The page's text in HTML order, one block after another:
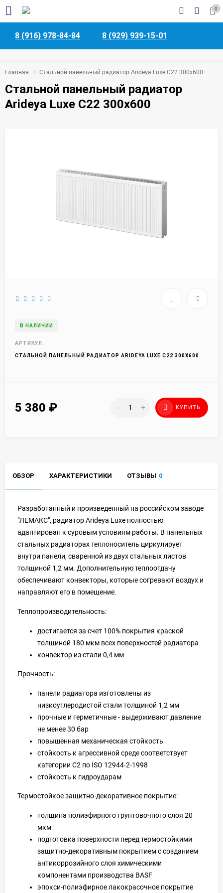
0
8 (916) 978-84-84 8 (929) 939-15-01
Главная Стальной панельный радиатор Arideya Luxe С22 300x600
Стальной панельный радиатор
Arideya Luxe С22 300x600
В НАЛИЧИИ
АРТИКУЛ:
СТАЛЬНОЙ ПАНЕЛЬНЫЙ РАДИАТОР ARIDEYA LUXE С22 300X600
5 380 ₽ - + КУПИТЬ
ОБЗОР ХАРАКТЕРИСТИКИ ОТЗЫВЫ 0
Разработанный и произведенный на российском заводе
"ЛЕМАКС", радиатор Arideya Luxe полностью
адаптирован к суровым условиям работы. В панельных
стальных радиаторах теплоноситель циркулирует
внутри панели, сваренной из двух стальных листов
толщиной 1,2 мм. Дополнительную теплоотдачу
обеспечивают конвекторы, которые согревают воздух и
направляют его в помещение.
Теплопроизводительность:
достигается за счет 100% покрытия краской
толщиной 180 мкм всех поверхностей радиатора
конвектор из стали 0,4 мм
Прочность:
панели радиатора изготовлены из
низкоуглеродистой стали толщиной 1,2 мм
прочные и герметичные - выдерживают давление
не менее 30 бар
повышенная механическая стойкость
стойкость к агрессивной среде соответствует
категории С2 по ISO 12944-2-1998
стойкость к гидроударам
Термостойкое защитно-декоративное покрытие:
толщина полиэфирного грунтовочного слоя 20
мкм
подготовка поверхности перед термостойкими
защитно-декоративным покрытием с созданием
антикоррозийного слоя химическими
компонентами производства BASF
эпокси-полиэфирное лакокрасочное покрытие